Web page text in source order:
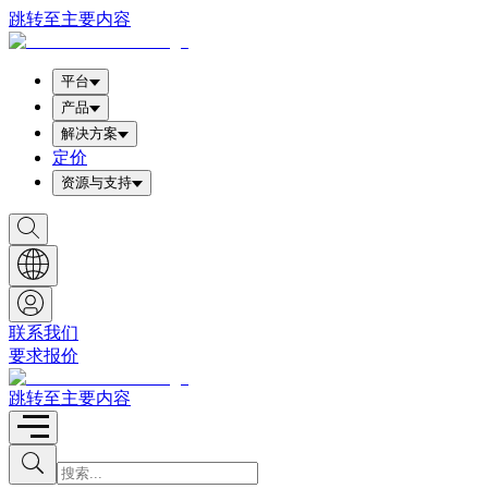
跳转至主要内容
平台
产品
解决方案
定价
资源与支持
S
h
o
w
S
e
a
r
c
h
b
o
x
联系我们
要求报价
跳转至主要内容
S
u
b
I
n